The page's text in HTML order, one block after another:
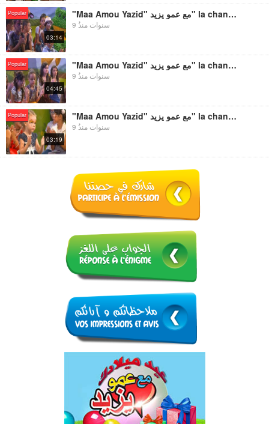
Popular
03:14
"Maa Amou Yazid" مع عمو يزيد" la chanson des notes musicales Do Re Mi أغنية دو ري مي
9 سنوات منذُ
Popular
04:45
"Maa Amou Yazid" مع عمو يزيد" la chanson en hommage à l'enseignant أغنية خاصة بالمعلم
9 سنوات منذُ
Popular
03:19
"Maa Amou Yazid" مع عمو يزيد" la chanson sur ma ville أغنية بلدتي
9 سنوات منذُ